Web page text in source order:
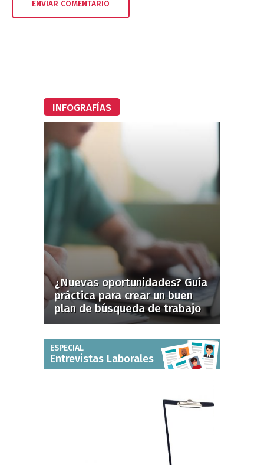
INFOGRAFÍAS
¿Nuevas oportunidades? Guía
práctica para crear un buen
plan de búsqueda de trabajo
ESPECIAL
Entrevistas Laborales